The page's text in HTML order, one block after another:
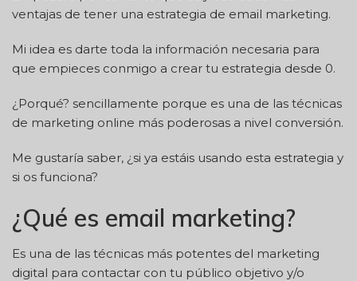
ventajas de tener una estrategia de email marketing.
Mi idea es darte toda la información necesaria para
que empieces conmigo a crear tu estrategia desde 0.
¿Porqué? sencillamente porque es una de las técnicas
de marketing online más poderosas a nivel conversión.
Me gustaría saber, ¿si ya estáis usando esta estrategia y
si os funciona?
¿Qué es email marketing?
Es una de las técnicas más potentes del marketing
digital para contactar con tu público objetivo y/o